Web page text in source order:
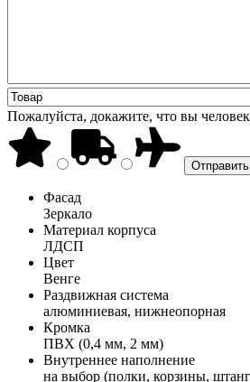
Пожалуйста, докажите, что вы
Фасад
Зеркало
Материал корпуса
ЛДСП
Цвет
Венге
Раздвижная система
алюминиевая, нижнеопорная
Кромка
ПВХ (0,4 мм, 2 мм)
Внутреннее наполнение
на выбор (полки, корзины,